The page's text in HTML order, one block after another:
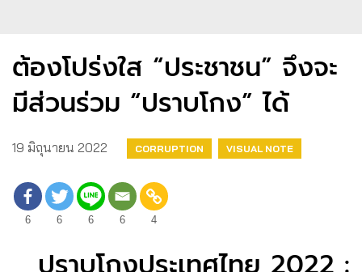
ต้องโปร่งใส “ประชาชน” จึงจะ
มีส่วนร่วม “ปราบโกง” ได้
19 มิถุนายน 2022 CORRUPTION VISUAL NOTE
6 6 6 6 4